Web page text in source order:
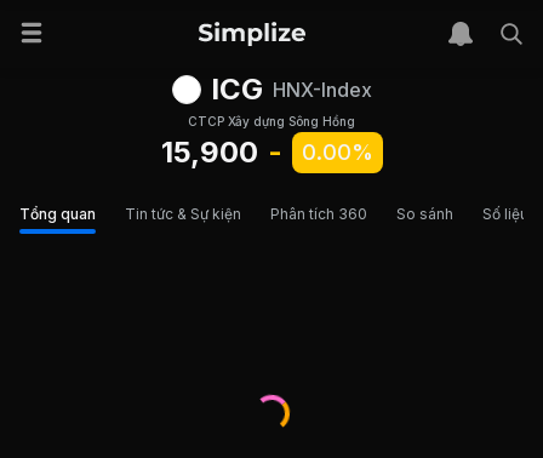
ICG HNX-Index
CTCP Xây dựng Sông Hồng
15,900 - 0.00%
Tổng quan Tin tức & Sự kiện Phân tích 360 So sánh Số liệu